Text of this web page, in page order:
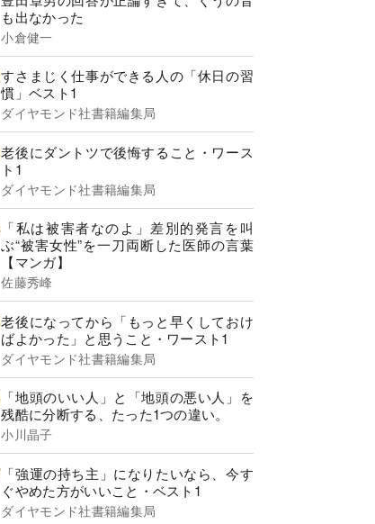
も出なかった
小倉健一
すさまじく仕事ができる人の「休日の習
慣」ベスト1
ダイヤモンド社書籍編集局
老後にダントツで後悔すること・ワース
ト1
ダイヤモンド社書籍編集局
「私は被害者なのよ」差別的発言を叫
ぶ“被害女性”を一刀両断した医師の言葉
【マンガ】
佐藤秀峰
老後になってから「もっと早くしておけ
ばよかった」と思うこと・ワースト1
ダイヤモンド社書籍編集局
「地頭のいい人」と「地頭の悪い人」を
残酷に分断する、たった1つの違い。
小川晶子
「強運の持ち主」になりたいなら、今す
ぐやめた方がいいこと・ベスト1
ダイヤモンド社書籍編集局